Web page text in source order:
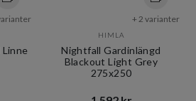
Linne
+ 2 varianter
HIMLA
Nightfall Gardinlängd
Blackout Light Grey
275x250